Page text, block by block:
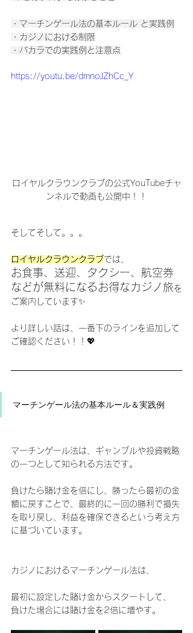
・マーチンゲール法の基本ルール と実践例
・カジノにおける制限
・バカラでの実践例と注意点
https://youtu.be/dmnoJZhCc_Y
ロイヤルクラウンクラブの公式YouTubeチャ
ンネルで動画も公開中！！
そしてそして。。。
ロイヤルクラウンクラブでは、
お食事、送迎、タクシー、航空券
などが無料になるお得なカジノ旅を
ご案内しています✨
より詳しい話は、一番下のラインを追加して
ご確認ください！！💖
マーチンゲール法の基本ルール＆実践例
マーチンゲール法は、ギャンブルや投資戦略
の一つとして知られる方法です。
負けたら賭け金を倍にし、勝ったら最初の金
額に戻すことで、最終的に一回の勝利で損失
を取り戻し、利益を確保できるという考え方
に基づいています。
カジノにおけるマーチンゲール法は、
最初に設定した賭け金からスタートして、
負けた場合には賭け金を2倍に増やす。